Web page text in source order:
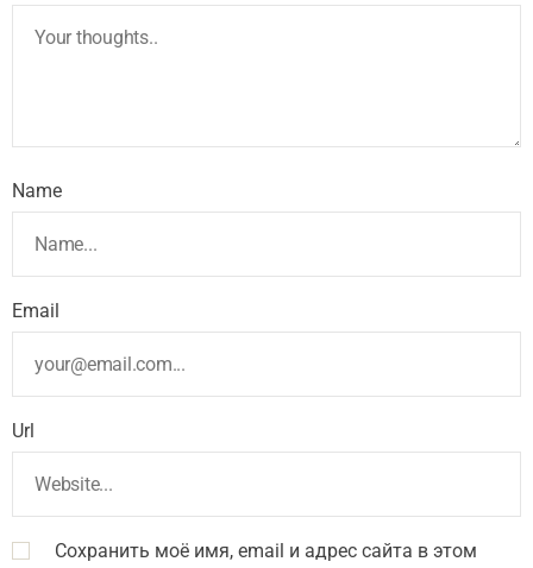
Name
Email
Url
Сохранить моё имя, email и адрес сайта в этом